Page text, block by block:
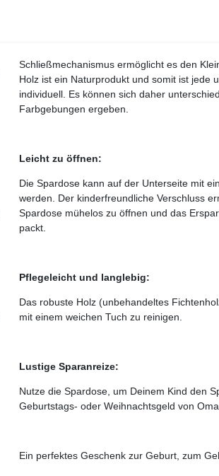
Schließmechanismus ermöglicht es den
Holz ist ein Naturprodukt und somit ist jede
individuell. Es können sich daher
Farbgebungen ergeben.
Leicht zu öffnen:
Die Spardose kann auf der Unterseite mit
werden. Der kinderfreundliche Verschluss
Spardose mühelos zu öffnen und das
packt.
Pflegeleicht und langlebig:
Das robuste Holz (unbehandeltes
mit einem weichen Tuch zu reinigen.
Lustige Sparanreize:
Nutze die Spardose, um Deinem Kind den
Geburtstags- oder Weihnachtsgeld von
Ein perfektes Geschenk zur Geburt, zum